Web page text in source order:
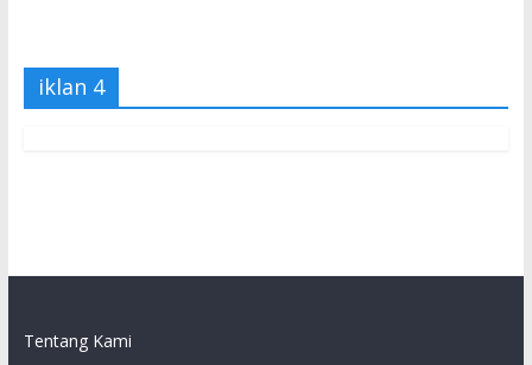
iklan 4
Tentang Kami